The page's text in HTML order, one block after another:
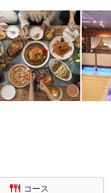
コース